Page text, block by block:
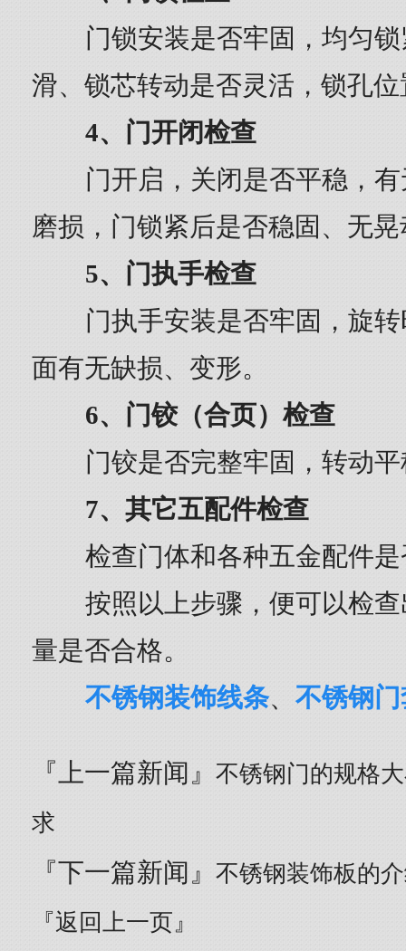
门锁安装是否牢固，均匀
滑、锁芯转动是否灵活，锁孔
4、门开闭检查
门开启，关闭是否平稳，
磨损，门锁紧后是否稳固、无
5、门执手检查
门执手安装是否牢固，旋
面有无缺损、变形。
6、门铰（合页）检查
门铰是否完整牢固，转动
7、其它五配件检查
检查门体和各种五金配件
按照以上步骤，便可以检
量是否合格。
不锈钢装饰线条、 不锈钢门
『上一篇新闻』 不锈钢门的规格
求
『下一篇新闻』 不锈钢装饰板的
『返回上一页』